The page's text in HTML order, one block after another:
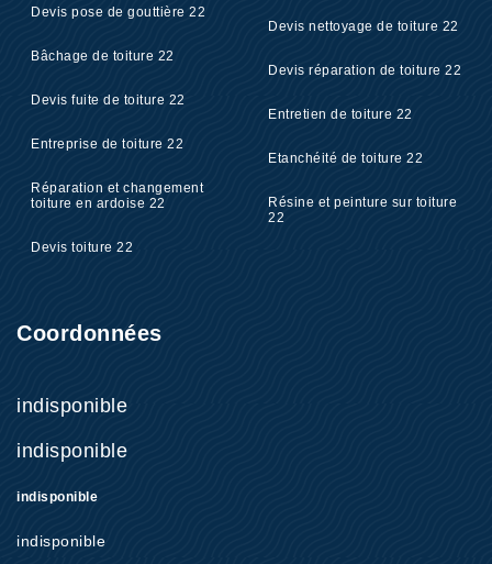
Devis pose de gouttière 22
Bâchage de toiture 22
Devis fuite de toiture 22
Entreprise de toiture 22
Réparation et changement
toiture en ardoise 22
Devis toiture 22
Devis nettoyage de toiture 22
Devis réparation de toiture 22
Entretien de toiture 22
Etanchéité de toiture 22
Résine et peinture sur toiture
22
Coordonnées
indisponible
indisponible
indisponible
indisponible